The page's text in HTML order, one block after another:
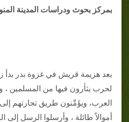
بمركز بحوث ودراسات المدينة
بعد هزيمة قريش في غزوة بدر بدأ
لحرب يثأرون فيها من المسلمين ،
العرب، ويؤَمِّنون طريق تجارتهم
أموالاً طائلة ، وأرسلوا الرسل إلى